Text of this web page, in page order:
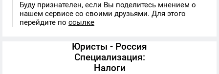
Буду признателен, если Вы поделитесь мнением о
нашем сервисе со своими друзьями. Для этого
перейдите по ссылке
Юристы - Россия
Специализация:
Налоги